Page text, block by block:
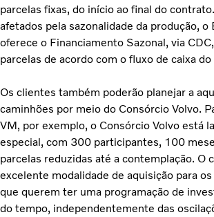
parcelas fixas, do início ao final do
afetados pela sazonalidade da produção, o
oferece o Financiamento Sazonal, via
parcelas de acordo com o fluxo de caixa
Os clientes também poderão planejar a
caminhões por meio do Consórcio Volvo.
VM, por exemplo, o Consórcio Volvo está
especial, com 300 participantes, 100
parcelas reduzidas até a contemplação. O
excelente modalidade de aquisição para
que querem ter uma programação de
do tempo, independentemente das